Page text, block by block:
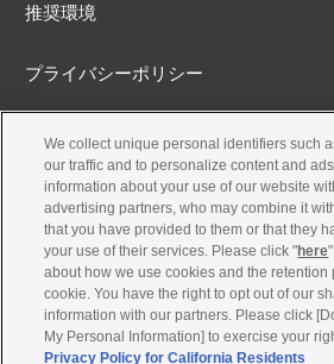
の他の知的財産権の侵害
切の請求を行わないもの
第5条 契約解除および終了
弊社は、お客様が本契約
反したときは、直ちに本
ものとします。
前項に規定する場合で弊
ときには、弊社はお客様
推奨環境
プライバシーポリシー
Cookieポリシー
アクセシビリティ方針
古物営業法に基づく表示
製品・事業のお問合せ
We collect unique personal identifiers such
our traffic and to personalize content and
information about your use of our website
advertising partners, who may combine it
that you have provided to them or that they
your use of their services. Please click "here
about how we use cookies and the retention
cookie. You have the right to opt out of our
information with our partners. Please click
My Personal Information] to exercise your
Privacy Policy for California Residents